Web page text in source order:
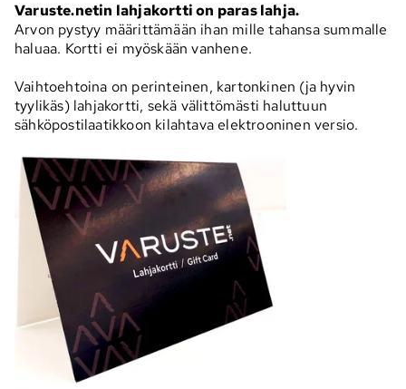
Varuste.netin lahjakortti on paras lahja.
Arvon pystyy määrittämään ihan mille tahansa summalle
haluaa. Kortti ei myöskään vanhene.
Vaihtoehtoina on perinteinen, kartonkinen (ja hyvin
tyylikäs) lahjakortti, sekä välittömästi haluttuun
sähköpostilaatikkoon kilahtava elektrooninen versio.